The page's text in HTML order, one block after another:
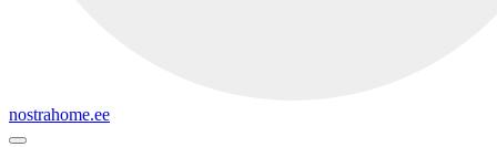
nostrahome.ee